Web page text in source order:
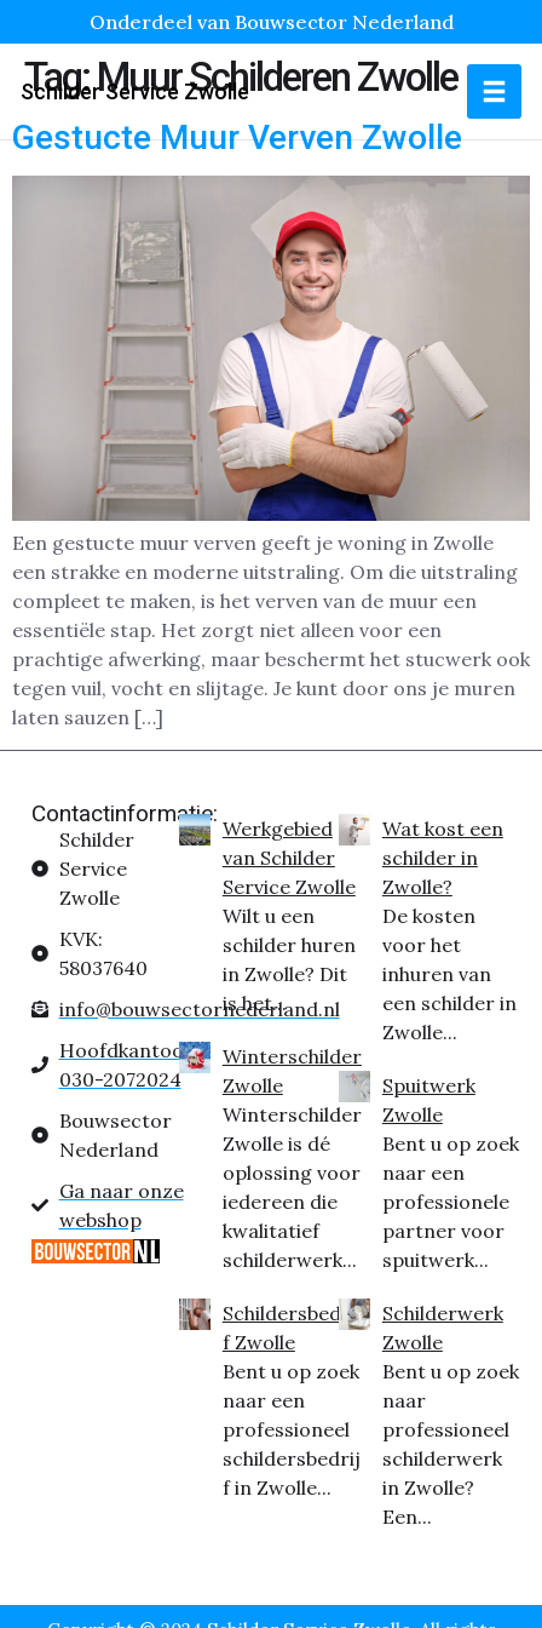
Onderdeel van Bouwsector Nederland
Schilder Service Zwolle
Tag:Muur Schilderen Zwolle
Gestucte Muur Verven Zwolle
Een gestucte muur verven geeft je woning in Zwolle
een strakke en moderne uitstraling. Om die uitstraling
compleet te maken, is het verven van de muur een
essentiële stap. Het zorgt niet alleen voor een
prachtige afwerking, maar beschermt het stucwerk ook
tegen vuil, vocht en slijtage. Je kunt door ons je muren
laten sauzen […]
Contactinformatie:
Schilder
Service
Zwolle
KVK:
58037640
info@bouwsectornederland.nl
Hoofdkantoor:
030-2072024
Bouwsector
Nederland
Ga naar onze
webshop
Werkgebied
van Schilder
Service Zwolle
Wilt u een
schilder huren
in Zwolle? Dit
is het...
Winterschilder
Zwolle
Winterschilder
Zwolle is dé
oplossing voor
iedereen die
kwalitatief
schilderwerk...
Schildersbedrij
f Zwolle
Bent u op zoek
naar een
professioneel
schildersbedrij
f in Zwolle...
Wat kost een
schilder in
Zwolle?
De kosten
voor het
inhuren van
een schilder in
Zwolle...
Spuitwerk
Zwolle
Bent u op zoek
naar een
professionele
partner voor
spuitwerk...
Schilderwerk
Zwolle
Bent u op zoek
naar
professioneel
schilderwerk
in Zwolle?
Een...